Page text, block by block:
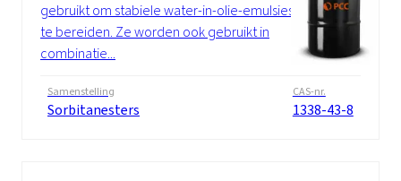
gebruikt om stabiele water-in-olie-emulsies
te bereiden. Ze worden ook gebruikt in
combinatie...
Samenstelling
Sorbitanesters
CAS-nr.
1338-43-8